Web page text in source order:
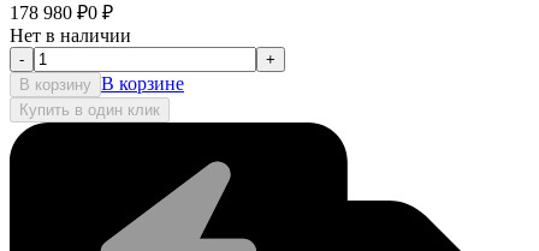
178 980 ₽0 ₽
Нет в наличии
-
+
В корзину В корзине
Купить в один клик